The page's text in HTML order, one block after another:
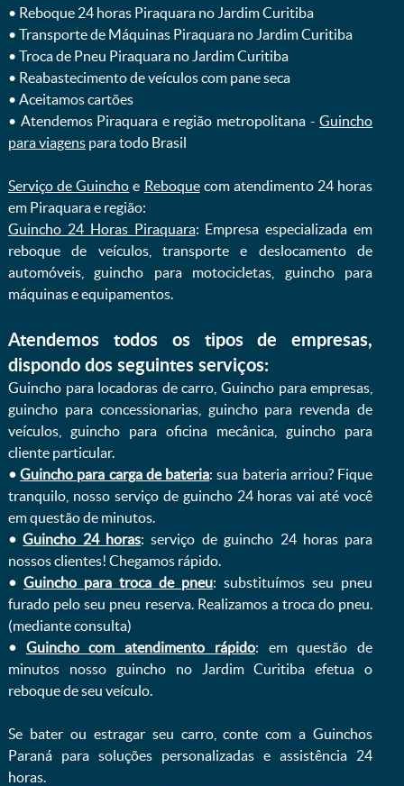
ㅤㅤ• Reboque 24 horas Piraquara no Jardim Curitiba
ㅤㅤ• Transporte de Máquinas Piraquara no Jardim Curitiba
ㅤㅤ• Troca de Pneu Piraquara no Jardim Curitiba
ㅤㅤ• Reabastecimento de veículos com pane seca
ㅤㅤ• Aceitamos cartões
ㅤㅤ• Atendemos Piraquara e região metropolitana -Guincho
para viagenspara todo Brasil
Serviço de Guincho e Reboquecom atendimento 24 horas
em Piraquara e região:
Guincho 24 Horas Piraquara: Empresa especializada em
reboque de veículos, transporte e deslocamento de
automóveis, guincho para motocicletas, guincho para
máquinas e equipamentos.
Atendemos todos os tipos de empresas,
dispondo dos seguintes serviços:
Guincho para locadoras de carro, Guincho para empresas,
guincho para concessionarias, guincho para revenda de
veículos, guincho para oficina mecânica, guincho para
cliente particular.
•Guincho para carga de bateria: sua bateria arriou? Fique
tranquilo, nosso serviço de guincho 24 horas vai até você
em questão de minutos.
•Guincho 24 horas: serviço de guincho 24 horas para
nossos clientes! Chegamos rápido.
• Guincho para troca de pneu: substituímos seu pneu
furado pelo seu pneu reserva. Realizamos a troca do pneu.
(mediante consulta)
• Guincho com atendimento rápido: em questão de
minutos nosso guincho no Jardim Curitiba efetua o
reboque de seu veículo.
Se bater ou estragar seu carro, conte com a Guinchos
Paraná para soluções personalizadas e assistência 24
horas.